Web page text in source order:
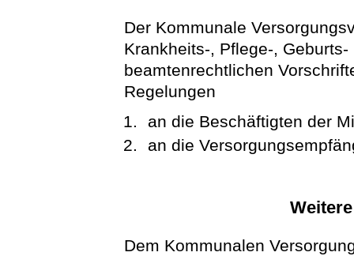
Der Kommunale
Krankheits-, Pflege-,
beamtenrechtlichen
Regelungen
an die Beschäftigten der
an die
Dem Kommunalen